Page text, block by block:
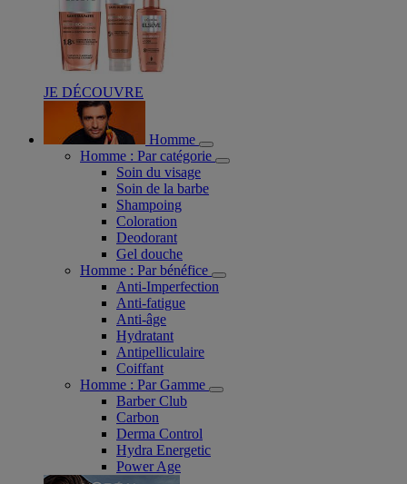
JE DÉCOUVRE
Homme
Homme : Par catégorie
Soin du visage
Soin de la barbe
Shampoing
Coloration
Deodorant
Gel douche
Homme : Par bénéfice
Anti-Imperfection
Anti-fatigue
Anti-âge
Hydratant
Antipelliculaire
Coiffant
Homme : Par Gamme
Barber Club
Carbon
Derma Control
Hydra Energetic
Power Age